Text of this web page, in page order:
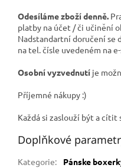
Odesíláme zboží denně.
platby na účet / či učinění
Nadstandartní doručení se
na tel. čísle uvedeném na
Osobní vyzvednutí je
Příjemné nákupy :)
Každá si zaslouží být a cítit
Doplňkové
Kategorie:
Pánske